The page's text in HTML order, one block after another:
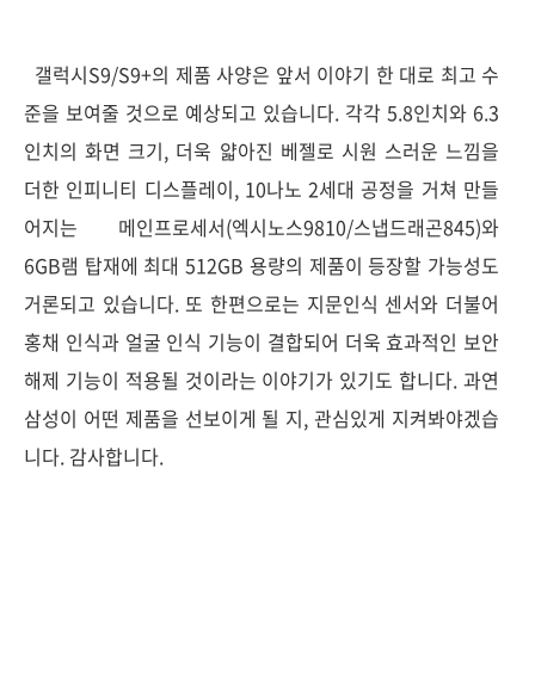
갤럭시S9/S9+의 제품 사양은 앞서 이야기 한 대로 최고 수
준을 보여줄 것으로 예상되고 있습니다. 각각 5.8인치와 6.3
인치의 화면 크기, 더욱 얇아진 베젤로 시원 스러운 느낌을
더한 인피니티 디스플레이, 10나노 2세대 공정을 거쳐 만들
어지는 메인프로세서(엑시노스9810/스냅드래곤845)와
6GB램 탑재에 최대 512GB 용량의 제품이 등장할 가능성도
거론되고 있습니다. 또 한편으로는 지문인식 센서와 더불어
홍채 인식과 얼굴 인식 기능이 결합되어 더욱 효과적인 보안
해제 기능이 적용될 것이라는 이야기가 있기도 합니다. 과연
삼성이 어떤 제품을 선보이게 될 지, 관심있게 지켜봐야겠습
니다. 감사합니다.